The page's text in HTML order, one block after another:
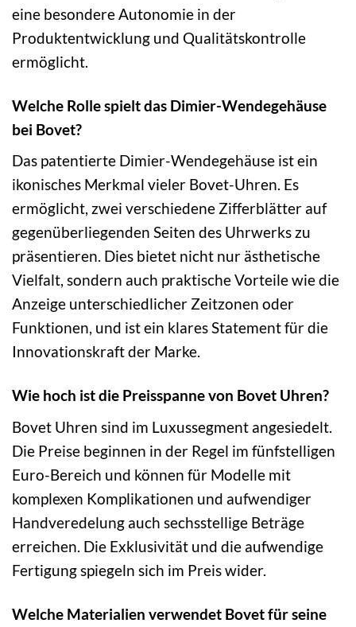
eine besondere Autonomie in der
Produktentwicklung und Qualitätskontrolle
ermöglicht.
Welche Rolle spielt das Dimier-Wendegehäuse
bei Bovet?
Das patentierte Dimier-Wendegehäuse ist ein
ikonisches Merkmal vieler Bovet-Uhren. Es
ermöglicht, zwei verschiedene Zifferblätter auf
gegenüberliegenden Seiten des Uhrwerks zu
präsentieren. Dies bietet nicht nur ästhetische
Vielfalt, sondern auch praktische Vorteile wie die
Anzeige unterschiedlicher Zeitzonen oder
Funktionen, und ist ein klares Statement für die
Innovationskraft der Marke.
Wie hoch ist die Preisspanne von Bovet Uhren?
Bovet Uhren sind im Luxussegment angesiedelt.
Die Preise beginnen in der Regel im fünfstelligen
Euro-Bereich und können für Modelle mit
komplexen Komplikationen und aufwendiger
Handveredelung auch sechsstellige Beträge
erreichen. Die Exklusivität und die aufwendige
Fertigung spiegeln sich im Preis wider.
Welche Materialien verwendet Bovet für seine